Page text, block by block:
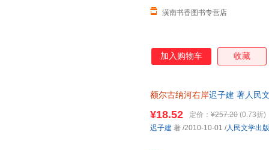
潢南书香图书专营店
加入购物车 收藏
额尔古纳河右岸迟子建 著人民
¥18.52 定价： ¥257.20 (0.73折)
迟子建 著 /2010-10-01 /人民文学出